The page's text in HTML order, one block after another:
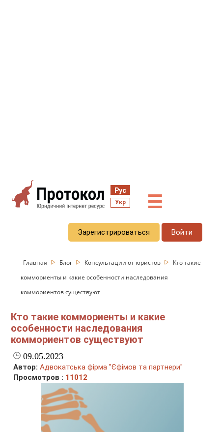
Рус
Укр ☰
Зарегистрироваться Войти
Главная Блог Консультации от юристов
Кто такие
коммориенты и какие особенности наследования
коммориентов существуют
Кто такие коммориенты и какие
особенности наследования
коммориентов существуют
09.05.2023
Автор: Адвокатська фірма "Єфімов та партнери"
Просмотров : 11012